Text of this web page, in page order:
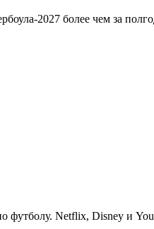
2027 более чем за
Netflix, Disney и